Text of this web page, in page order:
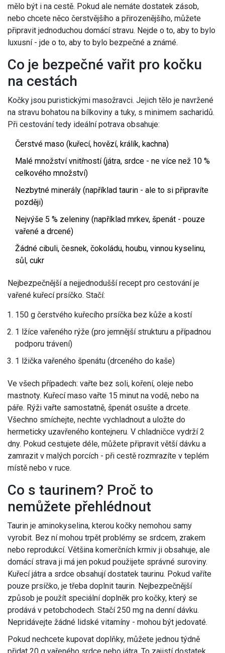
mělo být i na cestě. Pokud ale nemáte dostatek zásob,
nebo chcete něco čerstvějšího a přirozenějšího, můžete
připravit jednoduchou domácí stravu. Nejde o to, aby to bylo
luxusní - jde o to, aby to bylo bezpečné a známé.
Co je bezpečné vařit pro kočku
na cestách
Kočky jsou puristickými masožravci. Jejich tělo je navržené
na stravu bohatou na bílkoviny a tuky, s minimem sacharidů.
Při cestování tedy ideální potrava obsahuje:
Čerstvé maso (kuřecí, hovězí, králík, kachna)
Malé množství vnitřností (játra, srdce - ne více než 10 %
celkového množství)
Nezbytné minerály (například taurin - ale to si připravíte
později)
Nejvýše 5 % zeleniny (například mrkev, špenát - pouze
vařené a drcené)
Žádné cibuli, česnek, čokoládu, houbu, vinnou kyselinu,
sůl, cukr
Nejbezpečnější a nejjednodušší recept pro cestování je
vařené kuřecí prsíčko. Stačí:
150 g čerstvého kuřecího prsíčka bez kůže a kostí
1 lžíce vařeného rýže (pro jemnější strukturu a případnou
podporu trávení)
1 lžička vařeného špenátu (drceného do kaše)
Ve všech případech: vařte bez soli, koření, oleje nebo
mastnoty. Kuřecí maso vařte 15 minut na vodě, nebo na
páře. Rýži vařte samostatně, špenát osušte a drcete.
Všechno smíchejte, nechte vychladnout a uložte do
hermeticky uzavřeného kontejneru. V chladničce vydrží 2
dny. Pokud cestujete déle, můžete připravit větší dávku a
zamrazit v malých porcích - při cestě rozmrazíte v teplém
místě nebo v ruce.
Co s taurinem? Proč to
nemůžete přehlédnout
Taurin je aminokyselina, kterou kočky nemohou samy
vyrobit. Bez ní mohou trpět problémy se srdcem, zrakem
nebo reprodukcí. Většina komerčních krmiv ji obsahuje, ale
domácí strava ji má jen pokud použijete správné suroviny.
Kuřecí játra a srdce obsahují dostatek taurinu. Pokud vaříte
pouze prsíčko, je třeba doplnit taurin. Nejbezpečnější
způsob je použít speciální doplněk pro kočky, který se
prodává v petobchodech. Stačí 250 mg na denní dávku.
Nepridávejte žádné lidské vitamíny - mohou být jedovaté.
Pokud nechcete kupovat doplňky, můžete jednou týdně